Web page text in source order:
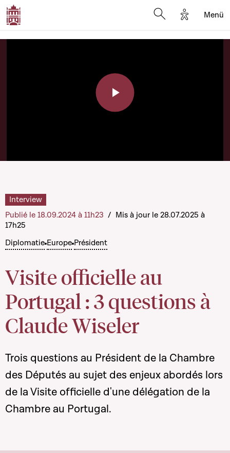
Options
Menü
Play
Diplomatie Europe Président
Visite officielle au
Portugal : 3 questions à
Claude Wiseler
Interview
Publié le 18.09.2024 à 11h23 / Mis à jour le 28.07.2025 à
17h25
Trois questions au Président de la Chambre
des Députés au sujet des enjeux abordés lors
de la Visite officielle d'une délégation de la
Chambre au Portugal.